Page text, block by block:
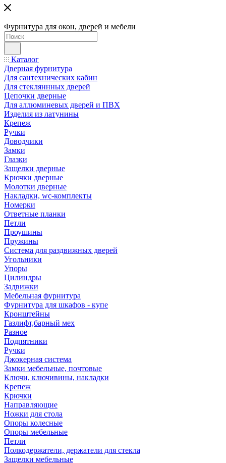
Фурнитура для окон, дверей и мебели
Каталог
Дверная фурнитура
Для сантехнических кабин
Для стекляннных дверей
Цепочки дверные
Для аллюминевых дверей и ПВХ
Изделия из латунины
Крепеж
Ручки
Доводчики
Замки
Глазки
Защелки дверные
Крючки дверные
Молотки дверные
Накладки, wc-комплекты
Номерки
Ответные планки
Петли
Проушины
Пружины
Система для раздвижных дверей
Угольники
Упоры
Цилиндры
Задвижки
Мебельная фурнитура
Фурнитура для шкафов - купе
Кронштейны
Газлифт,барный мех
Разное
Подпятники
Ручки
Джокерная система
Замки мебельные, почтовые
Ключи, ключивины, накладки
Крепеж
Крючки
Направляющие
Ножки для стола
Опоры колесные
Опоры мебельные
Петли
Полкодержатели, держатели для стекла
Защелки мебельные